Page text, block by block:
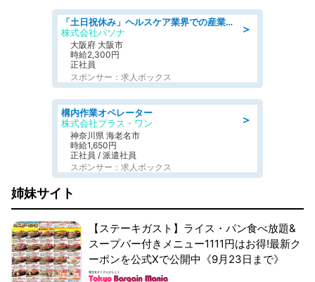
＞
「土日祝休み」ヘルスケア業界での産業保健師業務/看護師/高時給/要資格:正看護師
株式会社パソナ
大阪府 大阪市
時給2,300円
正社員
スポンサー：求人ボックス
＞
構内作業オペレーター
株式会社プラス・ワン
神奈川県 海老名市
時給1,650円
正社員 / 派遣社員
スポンサー：求人ボックス
姉妹サイト
【ステーキガスト】ライス・パン食べ放題&
スープバー付きメニュー1111円はお得!最新ク
ーポンを公式Xで公開中《9月23日まで》